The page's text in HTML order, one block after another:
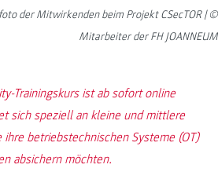
der Mitwirkenden beim Projekt CSecTOR | ©
Mitarbeiter der FH JOANNEUM
Trainingskurs ist ab sofort online
sich speziell an kleine und mittlere
betriebstechnischen Systeme (OT)
absichern möchten.